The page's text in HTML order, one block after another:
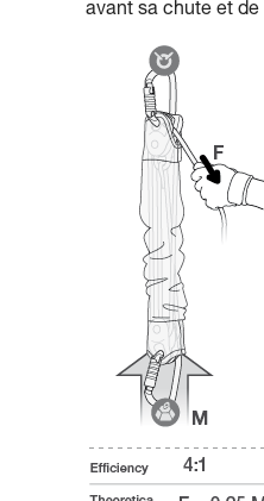
avant sa chute et de